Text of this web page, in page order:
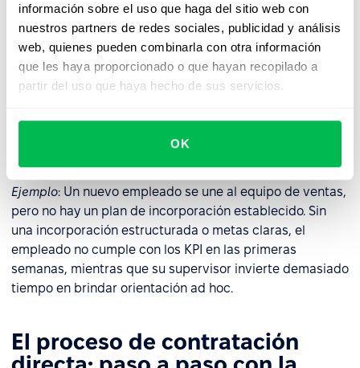
información sobre el uso que haga del sitio web con
nuestros partners de redes sociales, publicidad y análisis
web, quienes pueden combinarla con otra información
que les haya proporcionado o que hayan recopilado a
partir del uso que haya hecho de sus servicios.
OK
❌ Responsabilidad en la incorporación y
desarrollo
y desarrollo de los empleados recae en el empleador,
requiriendo recursos, procesos y herramientas bien
Ejemplo: Un nuevo empleado se une al equipo de ventas,
pero no hay un plan de incorporación establecido. Sin
una incorporación estructurada o metas claras, el
empleado no cumple con los KPI en las primeras
semanas, mientras que su supervisor invierte demasiado
tiempo en brindar orientación ad hoc.
El proceso de contratación